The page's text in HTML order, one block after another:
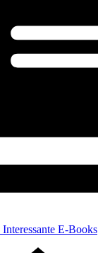
Interessante E-Books